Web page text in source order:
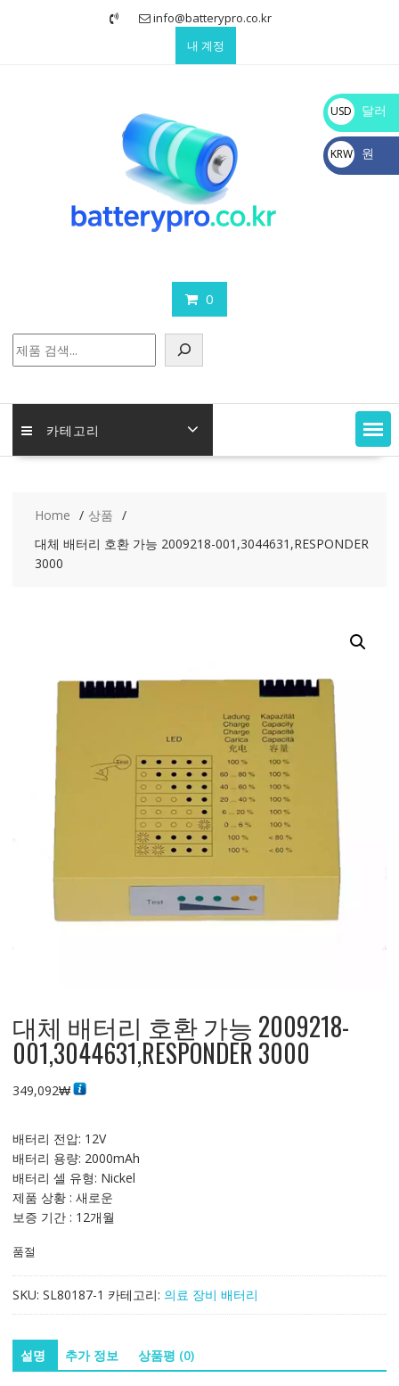
info@batterypro.co.kr
내 계정
0
색
카테고리
Home
상품
대체 배터리 호환 가능 2009218-001,3044631,RESPONDER
3000
대체 배터리 호환 가능 2009218-
001,3044631,RESPONDER 3000
349,092₩
배터리 전압: 12V
배터리 용량: 2000mAh
배터리 셀 유형: Nickel
제품 상황 : 새로운
보증 기간 : 12개월
품절
SKU: SL80187-1 카테고리: 의료 장비 배터리
설명 추가 정보 상품평 (0)
USD
$
달러
KRW
₩
원